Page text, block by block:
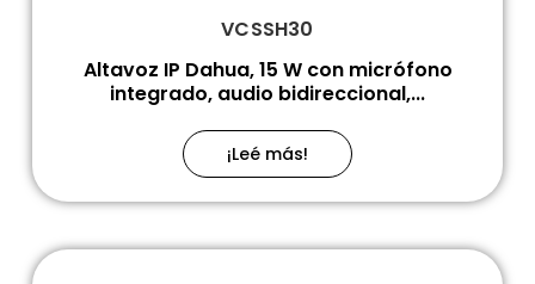
VCSSH30
Altavoz IP Dahua, 15 W con micrófono
integrado, audio bidireccional,...
¡Leé más!